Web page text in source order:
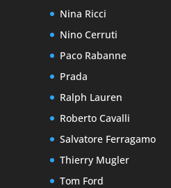
Nina Ricci
Nino Cerruti
Paco Rabanne
Prada
Ralph Lauren
Roberto Cavalli
Salvatore Ferragamo
Thierry Mugler
Tom Ford